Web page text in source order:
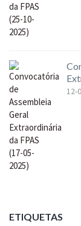
12-
ETIQUETAS